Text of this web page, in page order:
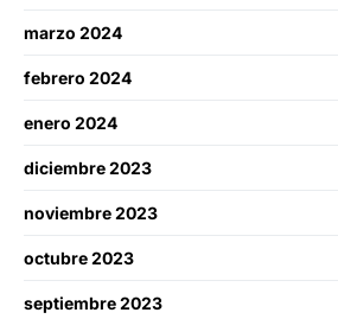
marzo 2024
febrero 2024
enero 2024
diciembre 2023
noviembre 2023
octubre 2023
septiembre 2023